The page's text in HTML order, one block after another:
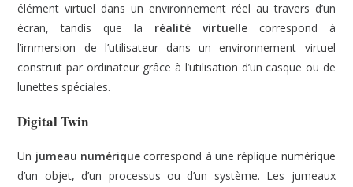
élément virtuel dans un environnement réel au travers d’un
écran, tandis que la réalité virtuellecorrespond à
l’immersion de l’utilisateur dans un environnement virtuel
construit par ordinateur grâce à l’utilisation d’un casque ou de
lunettes spéciales.
Digital Twin
Un jumeau numérique correspond à une réplique numérique
d’un objet, d’un processus ou d’un système. Les jumeaux